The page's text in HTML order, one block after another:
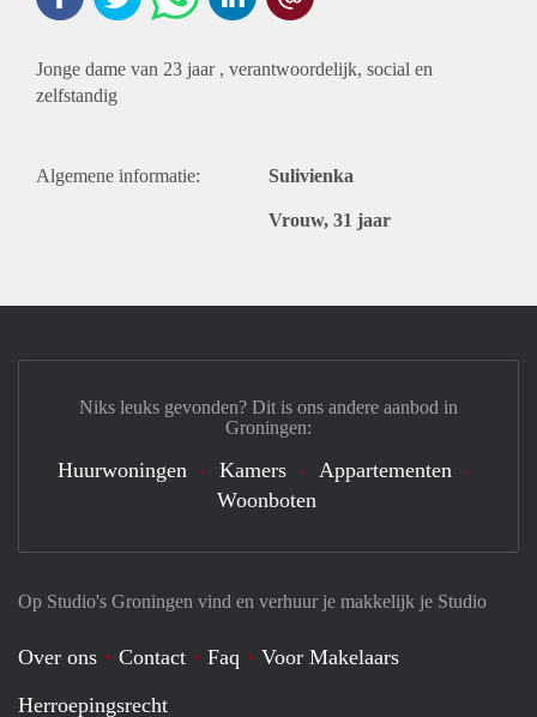
Jonge dame van 23 jaar , verantwoordelijk, social en
zelfstandig
Algemene informatie: Sulivienka
Vrouw, 31 jaar
Op Studio's Groningen vind en verhuur je makkelijk je Studio
Over ons Contact Faq
Voor Makelaars
Herroepingsrecht
Niks leuks gevonden? Dit is ons andere aanbod in
Groningen:
Huurwoningen Kamers
Appartementen
Woonboten